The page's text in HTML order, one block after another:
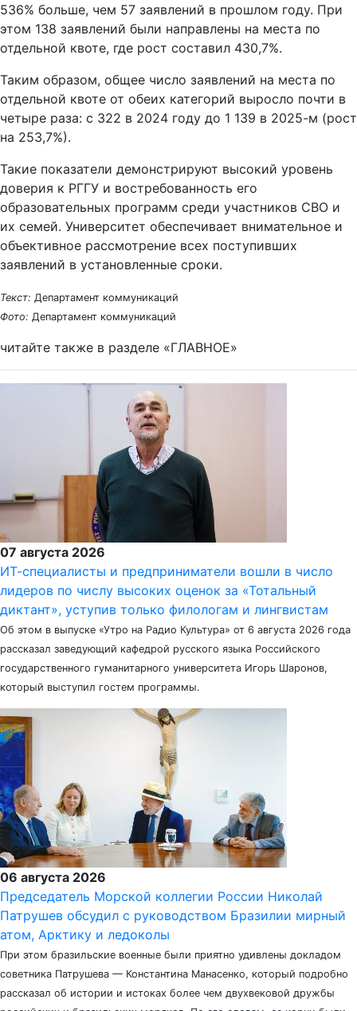
536% больше, чем 57 заявлений в прошлом году. При
этом 138 заявлений были направлены на места по
отдельной квоте, где рост составил 430,7%.
Таким образом, общее число заявлений на места по
отдельной квоте от обеих категорий выросло почти в
четыре раза: с 322 в 2024 году до 1 139 в 2025-м (рост
на 253,7%).
Такие показатели демонстрируют высокий уровень
доверия к РГГУ и востребованность его
образовательных программ среди участников СВО и
их семей. Университет обеспечивает внимательное и
объективное рассмотрение всех поступивших
заявлений в установленные сроки.
Текст: Департамент коммуникаций
Фото: Департамент коммуникаций
читайте также в разделе «ГЛАВНОЕ»
07 августа 2026
ИТ-специалисты и предприниматели вошли в число
лидеров по числу высоких оценок за «Тотальный
диктант», уступив только филологам и лингвистам
Об этом в выпуске «Утро на Радио Культура» от 6 августа 2026 года
рассказал заведующий кафедрой русского языка Российского
государственного гуманитарного университета Игорь Шаронов,
который выступил гостем программы.
06 августа 2026
Председатель Морской коллегии России Николай
Патрушев обсудил с руководством Бразилии мирный
атом, Арктику и ледоколы
При этом бразильские военные были приятно удивлены докладом
советника Патрушева — Константина Манасенко, который подробно
рассказал об истории и истоках более чем двухвековой дружбы